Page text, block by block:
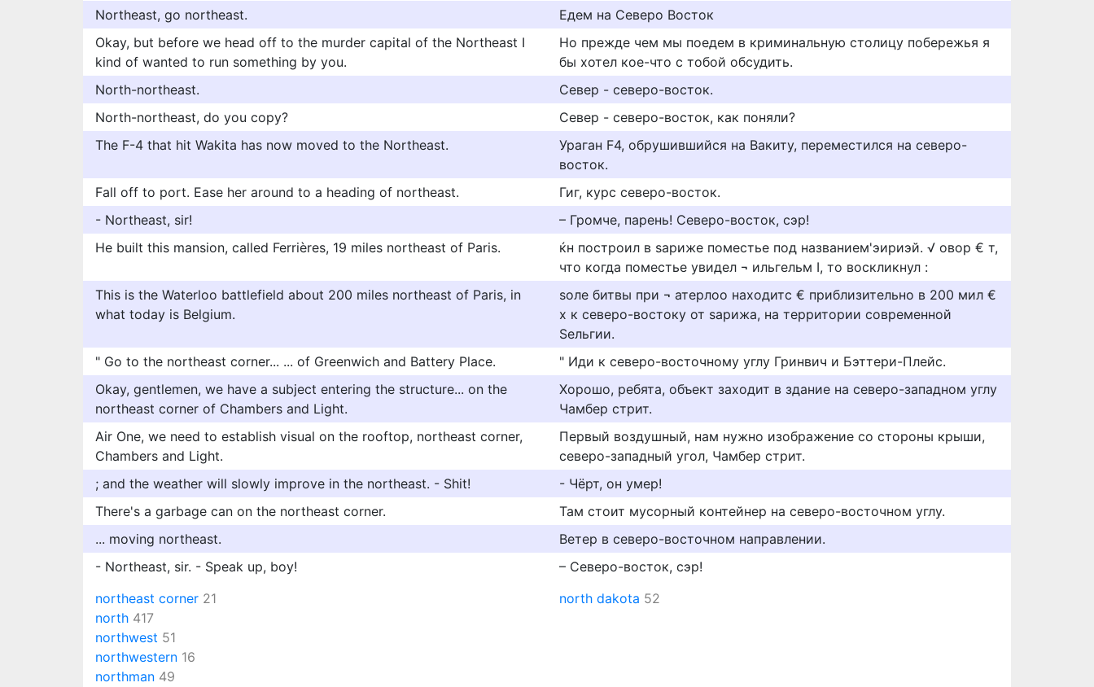
Northeast, go northeast.
Едем на Северо Восток
Okay, but before we head off to the murder capital of the Northeast I
kind of wanted to run something by you.
Но прежде чем мы поедем в криминальную столицу побережья я
бы хотел кое-что с тобой обсудить.
North-northeast.
Север - северо-восток.
North-northeast, do you copy?
Север - северо-восток, как поняли?
The F-4 that hit Wakita has now moved to the Northeast.
Ураган F4, обрушившийся на Вакиту, переместился на северо-
восток.
Fall off to port. Ease her around to a heading of northeast.
Гиг, курс северо-восток.
- Northeast, sir!
– Громче, парень! Северо-восток, сэр!
He built this mansion, called Ferrières, 19 miles northeast of Paris.
ќн построил в ѕариже поместье под названием'эириэй. √ овор € т,
что когда поместье увидел ¬ ильгельм I, то воскликнул :
This is the Waterloo battlefield about 200 miles northeast of Paris, in
what today is Belgium.
ѕоле битвы при ¬ атерлоо находитс € приблизительно в 200 мил €
х к северо-востоку от ѕарижа, на территории современной
Ѕельгии.
" Go to the northeast corner... ... of Greenwich and Battery Place.
" Иди к северо-восточному углу Гринвич и Бэттери-Плейс.
Okay, gentlemen, we have a subject entering the structure... on the
northeast corner of Chambers and Light.
Хорошо, ребята, объект заходит в здание на северо-западном углу
Чамбер стрит.
Air One, we need to establish visual on the rooftop, northeast corner,
Chambers and Light.
Первый воздушный, нам нужно изображение со стороны крыши,
северо-западный угол, Чамбер стрит.
; and the weather will slowly improve in the northeast. - Shit!
- Чёрт, он умер!
There's a garbage can on the northeast corner.
Там стоит мусорный контейнер на северо-восточном углу.
... moving northeast.
Ветер в северо-восточном направлении.
- Northeast, sir. - Speak up, boy!
– Северо-восток, сэр!
northeast corner 21
north 417
northwest 51
northwestern 16
northman 49
north dakota 52